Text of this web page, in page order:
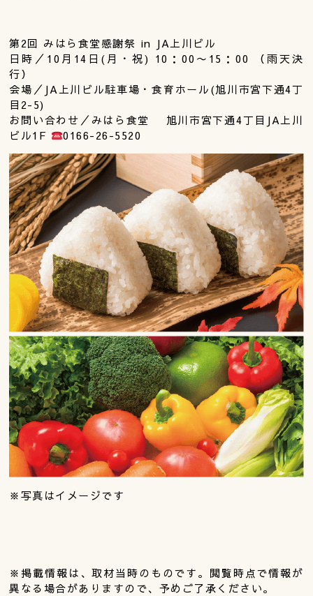
第2回 みはら食堂感謝祭 in JA上川ビル
日時／10月14日(月・祝) 10：00〜15：00 （雨天決
行）
会場／JA上川ビル駐車場・食育ホール(旭川市宮下通4丁
目2-5)
お問い合わせ／みはら食堂 旭川市宮下通4丁目JA上川
ビル1F
0166-26-5520
※写真はイメージです
※掲載情報は、取材当時のものです。閲覧時点で情報が
異なる場合がありますので、予めご了承ください。